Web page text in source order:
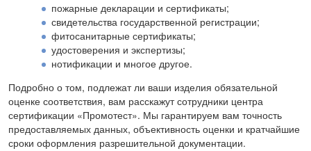
пожарные декларации и сертификаты;
свидетельства государственной регистрации;
фитосанитарные сертификаты;
удостоверения и экспертизы;
нотификации и многое другое.
Подробно о том, подлежат ли ваши изделия обязательной
оценке соответствия, вам расскажут сотрудники центра
сертификации «Промотест». Мы гарантируем вам точность
предоставляемых данных, объективность оценки и кратчайшие
сроки оформления разрешительной документации.